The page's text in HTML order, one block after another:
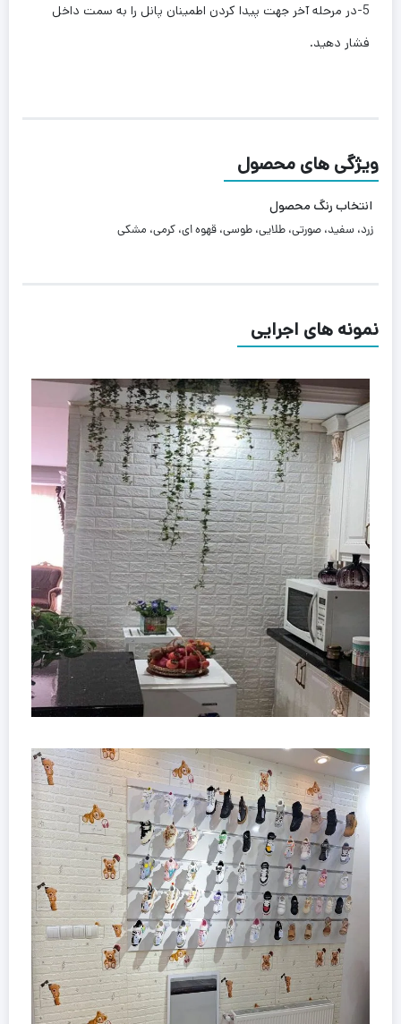
5-در مرحله آخر جهت پیدا کردن اطمینان پانل را به سمت داخل
فشار دهید.
ویژگی های محصول
انتخاب رنگ محصول
زرد، سفید، صورتی، طلایی، طوسی، قهوه ای، کرمی، مشکی
نمونه های اجرایی